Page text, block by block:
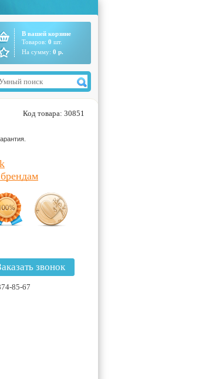
В вашей корзине
Товаров: 0 шт.
На сумму: 0 р.
Код товара: 30851
звонок
85-67